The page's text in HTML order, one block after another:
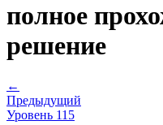
полное
решение
←
Предыдущий
Уровень 115